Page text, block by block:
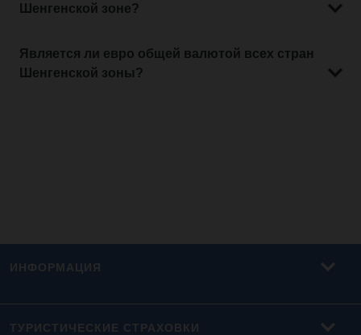
Шенгенской зоне?
Является ли евро общей валютой всех стран
Шенгенской зоны?
ИНФОРМАЦИЯ
ТУРИСТИЧЕСКИЕ СТРАХОВКИ